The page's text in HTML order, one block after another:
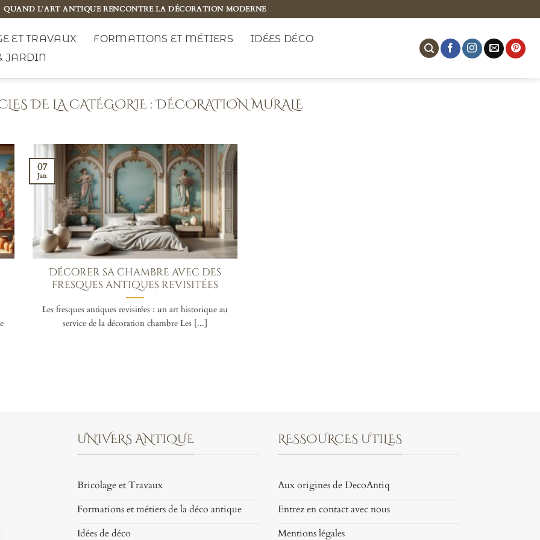
QUAND L’ART ANTIQUE RENCONTRE LA DÉCORATION MODERNE
ET TRAVAUX FORMATIONS ET MÉTIERS
IDÉES DÉCO
JARDIN
DÉCORATION MURALE
Décorer sa chambre avec des
fresques antiques revisitées
Les fresques antiques revisitées : un art historique au
service de la décoration chambre Les [...]
07
Jan
UNIVERS ANTIQUE
Bricolage et Travaux
Formations et métiers de la déco antique
Idées de déco
RESSOURCES UTILES
Aux origines de DecoAntiq
Entrez en contact avec nous
Mentions légales